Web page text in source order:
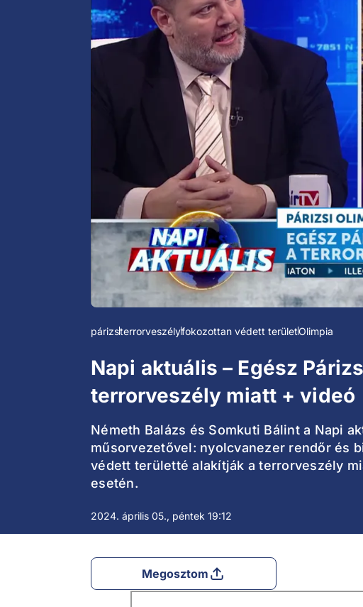
párizsterrorveszélyfokozottan védett területOlimpia
Napi aktuális – Egész
terrorveszély miatt + videó
Németh Balázs és Somkuti Bálint a Napi
műsorvezetővel: nyolcvanezer rendőr és
védett területté alakítják a terrorveszély
esetén.
2024. április 05., péntek 19:12
Megosztom